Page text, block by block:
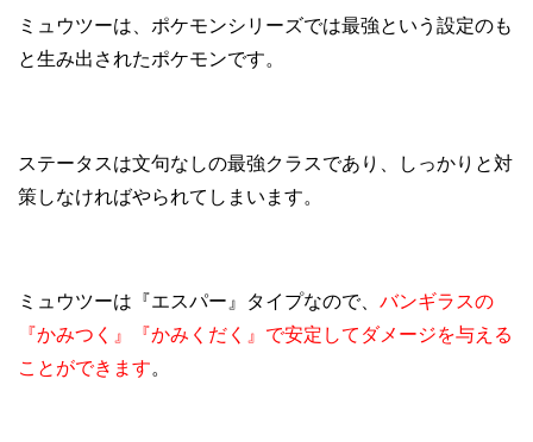
ミュウツーは、ポケモンシリーズでは最強という設定のも
と生み出されたポケモンです。
ステータスは文句なしの最強クラスであり、しっかりと対
策しなければやられてしまいます。
ミュウツーは『エスパー』タイプなので、 バンギラスの
『かみつく』『かみくだく』で安定してダメージを与える
ことができます。